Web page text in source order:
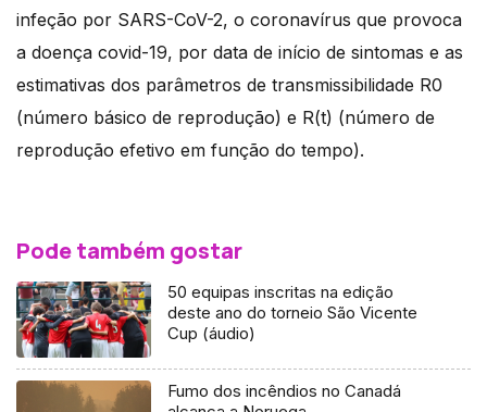
infeção por SARS-CoV-2, o coronavírus que provoca
a doença covid-19, por data de início de sintomas e as
estimativas dos parâmetros de transmissibilidade R0
(número básico de reprodução) e R(t) (número de
reprodução efetivo em função do tempo).
Pode também gostar
50 equipas inscritas na edição
deste ano do torneio São Vicente
Cup (áudio)
Fumo dos incêndios no Canadá